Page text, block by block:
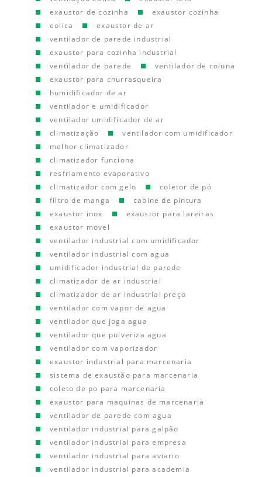
exaustor de cozinha
exaustor cozinha
eolica
exaustor de ar
ventilador de parede industrial
exaustor para cozinha industrial
ventilador de parede
ventilador de coluna
exaustor para churrasqueira
humidificador de ar
ventilador e umidificador
ventilador umidificador de ar
climatização
ventilador com umidificador
melhor climatizador
climatizador funciona
resfriamento evaporativo
climatizador com gelo
coletor de pó
filtro de manga
cabine de pintura
exaustor inox
exaustor para lareiras
exaustor movel
ventilador industrial com umidificador
ventilador industrial com agua
umidificador industrial de parede
climatizador de ar industrial
climatizador de ar industrial preço
ventilador com vapor de agua
ventilador que joga agua
ventilador que pulveriza agua
ventilador com vaporizador
exaustor industrial para marcenaria
sistema de exaustão para marcenaria
coleto de po para marcenaria
exaustor para maquinas de marcenaria
ventilador de parede com agua
ventilador industrial para galpão
ventilador industrial para empresa
ventilador industrial para aviario
ventilador industrial para academia